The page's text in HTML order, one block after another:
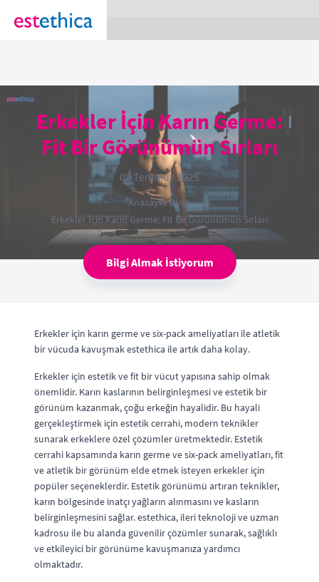
section Service {
Erkekler İçin Karın Germe:
Fit Bir Görünümün Sırları
02 Temmuz 2025
Anasayfa›Blog›
Erkekler İçin Karın Germe: Fit Bir Görünümün Sırları
Bilgi Almak İstiyorum
Erkekler için karın germe ve six-pack ameliyatları ile atletik
bir vücuda kavuşmak estethica ile artık daha kolay.
Erkekler için estetik ve fit bir vücut yapısına sahip olmak
önemlidir. Karın kaslarının belirginleşmesi ve estetik bir
görünüm kazanmak, çoğu erkeğin hayalidir. Bu hayali
gerçekleştirmek için estetik cerrahi, modern teknikler
sunarak erkeklere özel çözümler üretmektedir. Estetik
cerrahi kapsamında karın germe ve six-pack ameliyatları, fit
ve atletik bir görünüm elde etmek isteyen erkekler için
popüler seçeneklerdir. Estetik görünümü artıran teknikler,
karın bölgesinde inatçı yağların alınmasını ve kasların
belirginleşmesini sağlar. estethica, ileri teknoloji ve uzman
kadrosu ile bu alanda güvenilir çözümler sunarak, sağlıklı
ve etkileyici bir görünüme kavuşmanıza yardımcı
olmaktadır.